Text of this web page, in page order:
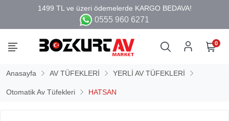
0555 960 6271
0
Anasayfa AV TÜFEKLERİ YERLİ AV TÜFEKLERİ
Otomatik Av Tüfekleri HATSAN